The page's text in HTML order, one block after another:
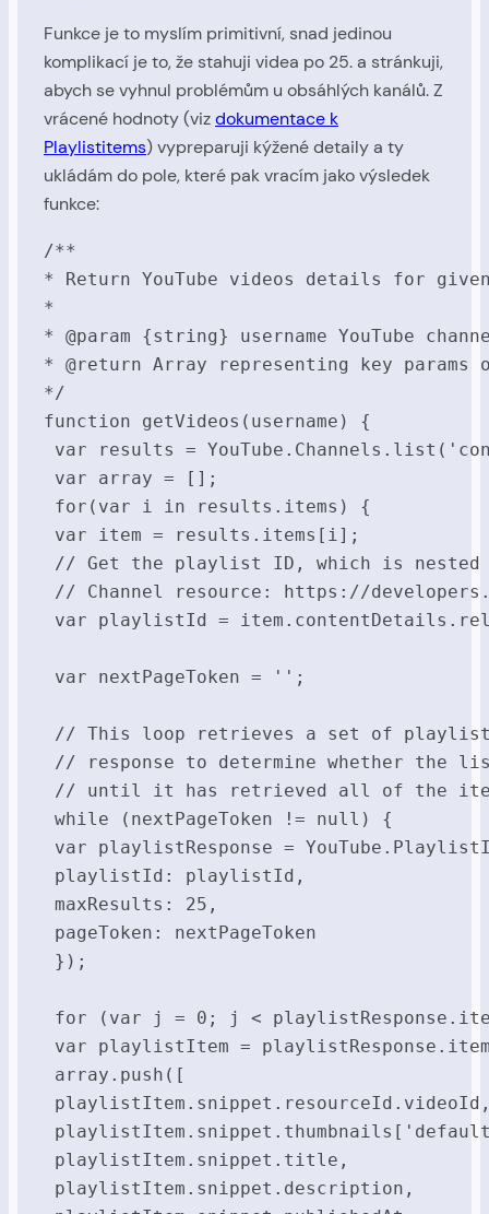
Funkce je to myslím primitivní, snad jedinou
komplikací je to, že stahuji videa po 25. a stránkuji,
abych se vyhnul problémům u obsáhlých kanálů. Z
vrácené hodnoty (vizdokumentace k
Playlistitems) vypreparuji kýžené detaily a ty
ukládám do pole, které pak vracím jako výsledek
funkce:
/**
* Return YouTube videos details for
*
* @param {string} username YouTube
* @return Array representing key params
*/
function getVideos(username) {
var results =
var array = [];
for(var i in results.items) {
var item = results.items[i];
// Get the playlist ID, which is nested
// Channel resource: https://
var playlistId =
var nextPageToken = '';
// This loop retrieves a set of playlist
// response to determine whether the
// until it has retrieved all of the
while (nextPageToken != null) {
var playlistResponse =
playlistId: playlistId,
maxResults: 25,
pageToken: nextPageToken
});
for (var j = 0; j <
var playlistItem =
array.push([
playlistItem.snippet.title,
playlistItem.snippet.description,